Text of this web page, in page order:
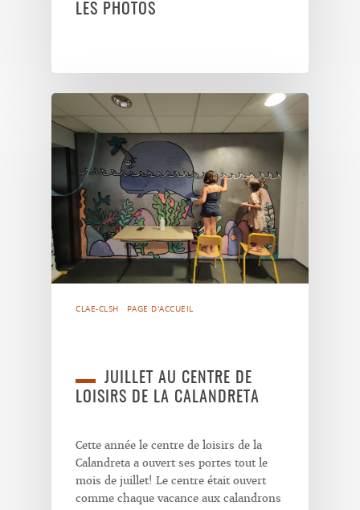
LES PHOTOS
CLAE-CLSH PAGE D'ACCUEIL
JUILLET AU CENTRE DE
LOISIRS DE LA CALANDRETA
Cette année le centre de loisirs de la
Calandreta a ouvert ses portes tout le
mois de juillet! Le centre était ouvert
comme chaque vacance aux calandrons